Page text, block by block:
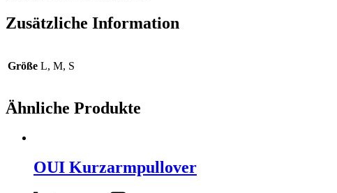
Zusätzliche Information
Größe L, M, S
Ähnliche Produkte
OUI Kurzarmpullover